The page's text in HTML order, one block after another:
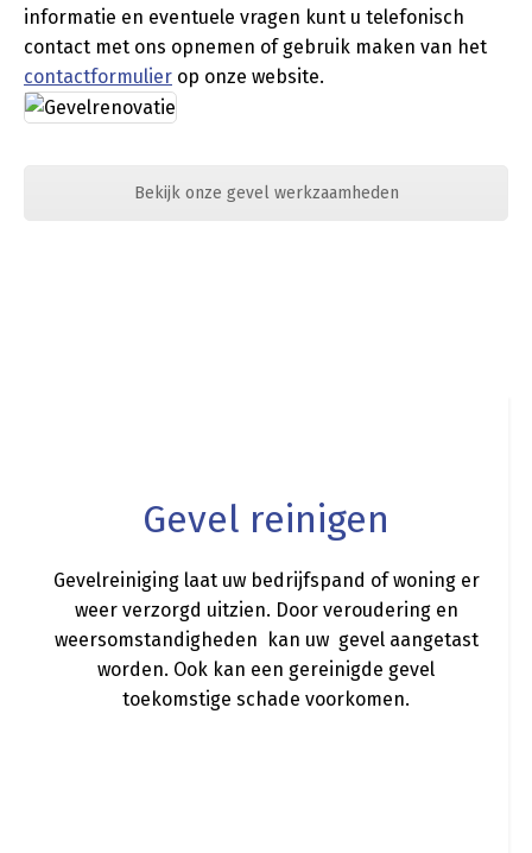
informatie en eventuele vragen kunt u telefonisch
contact met ons opnemen of gebruik maken van het
contactformulier op onze website.
Bekijk onze gevel werkzaamheden
Gevel reinigen
Gevelreiniging laat uw bedrijfspand of woning er
weer verzorgd uitzien. Door veroudering en
weersomstandigheden kan uw gevel aangetast
worden. Ook kan een gereinigde gevel
toekomstige schade voorkomen.